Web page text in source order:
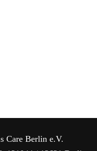
Care Berlin e.V.